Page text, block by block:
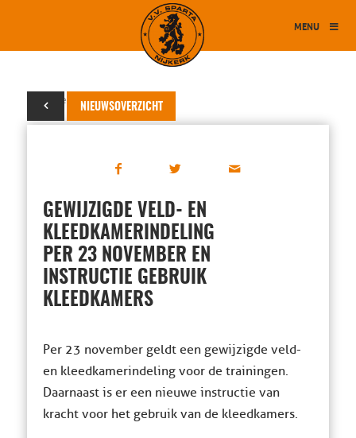
MENU
NIEUWSOVERZICHT
26 november 2015
GEWIJZIGDE VELD- EN
KLEEDKAMERINDELING
PER 23 NOVEMBER EN
INSTRUCTIE GEBRUIK
KLEEDKAMERS
Per 23 november geldt een gewijzigde veld-
en kleedkamerindeling voor de trainingen.
Daarnaast is er een nieuwe instructie van
kracht voor het gebruik van de kleedkamers.